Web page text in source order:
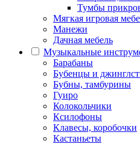
Тумбы
Мягкая игровая
Манежи
Дачная мебель
Музыкальные
Барабаны
Бубенцы и
Бубны, тамбурины
Гуиро
Колокольчики
Ксилофоны
Клавесы, коробочки
Кастаньеты